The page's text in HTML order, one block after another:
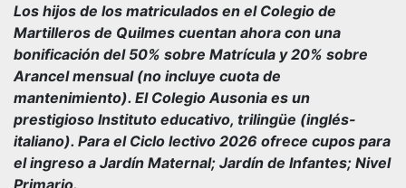
Los hijos de los matriculados en el Colegio de
Martilleros de Quilmes cuentan ahora con una
bonificación del 50% sobre Matrícula y 20% sobre
Arancel mensual (no incluye cuota de
mantenimiento). El Colegio Ausonia es un
prestigioso Instituto educativo, trilingüe (inglés-
italiano). Para el Ciclo lectivo 2026 ofrece cupos para
el ingreso a Jardín Maternal; Jardín de Infantes; Nivel
Primario.